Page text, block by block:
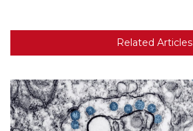
Related Articles